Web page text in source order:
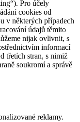
Pro účely
cookies od
v některých případech
údajů těmito
nijak ovlivnit, s
informací
třetích stran, s nimiž
soukromí a správě
reklamy.